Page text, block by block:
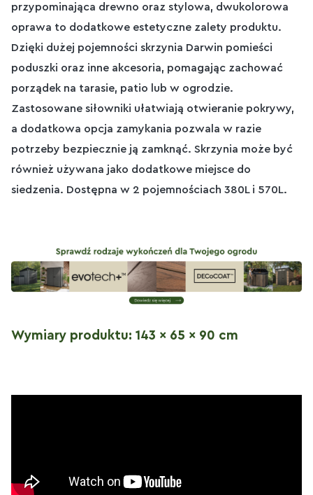
przypominająca drewno oraz stylowa, dwukolorowa
oprawa to dodatkowe estetyczne zalety produktu.
Dzięki dużej pojemności skrzynia Darwin pomieści
poduszki oraz inne akcesoria, pomagając zachować
porządek na tarasie, patio lub w ogrodzie.
Zastosowane siłowniki ułatwiają otwieranie pokrywy,
a dodatkowa opcja zamykania pozwala w razie
potrzeby bezpiecznie ją zamknąć. Skrzynia może być
również używana jako dodatkowe miejsce do
siedzenia. Dostępna w 2 pojemnościach 380L i 570L.
Wymiary produktu: 143 x 65 x 90 cm